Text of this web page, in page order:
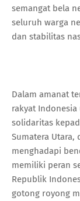
semangat bela
seluruh warga
dan stabilitas
Dalam amanat
rakyat
solidaritas
Sumatera Utara,
menghadapi
memiliki peran
Republik
gotong royong